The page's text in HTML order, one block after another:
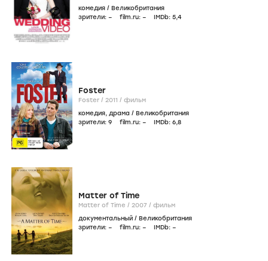
комедия / Великобритания
зрители: – film.ru: – IMDb: 5,4
Foster
Foster / 2011 / фильм
комедия, драма / Великобритания
зрители: 9 film.ru: – IMDb: 6,8
Matter of Time
Matter of Time / 2007 / фильм
документальный / Великобритания
зрители: – film.ru: – IMDb: –